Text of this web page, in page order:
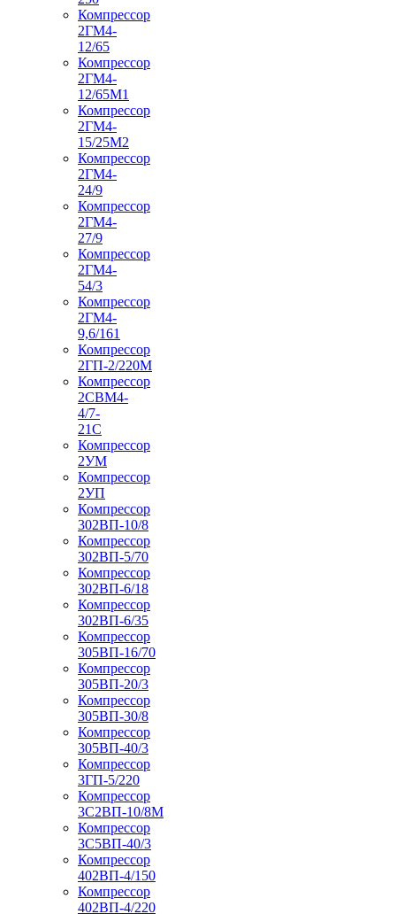
Компрессор
2ГМ4-
12/65
Компрессор
2ГМ4-
12/65М1
Компрессор
2ГМ4-
15/25М2
Компрессор
2ГМ4-
24/9
Компрессор
2ГМ4-
27/9
Компрессор
2ГМ4-
54/3
Компрессор
2ГМ4-
9,6/161
Компрессор
2ГП-2/220М
Компрессор
2СВМ4-
4/7-
21С
Компрессор
2УМ
Компрессор
2УП
Компрессор
302ВП-10/8
Компрессор
302ВП-5/70
Компрессор
302ВП-6/18
Компрессор
302ВП-6/35
Компрессор
305ВП-16/70
Компрессор
305ВП-20/3
Компрессор
305ВП-30/8
Компрессор
305ВП-40/3
Компрессор
3ГП-5/220
Компрессор
3С2ВП-10/8М
Компрессор
3С5ВП-40/3
Компрессор
402ВП-4/150
Компрессор
402ВП-4/220